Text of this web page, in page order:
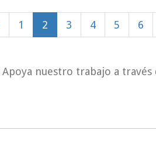
1 2 3 4 5 6
Apoya nuestro trabajo a través